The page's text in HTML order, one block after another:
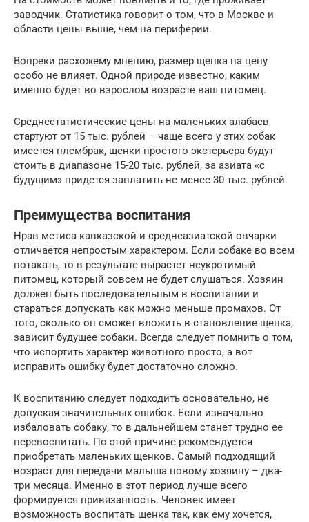
заводчик. Статистика говорит о том, что в Москве и
области цены выше, чем на периферии.
Вопреки расхожему мнению, размер щенка на цену
особо не влияет. Одной природе известно, каким
именно будет во взрослом возрасте ваш питомец.
Среднестатистические цены на маленьких алабаев
стартуют от 15 тыс. рублей – чаще всего у этих собак
имеется плембрак, щенки простого экстерьера будут
стоить в диапазоне 15-20 тыс. рублей, за азиата «с
будущим» придется заплатить не менее 30 тыс. рублей.
Преимущества воспитания
Нрав метиса кавказской и среднеазиатской овчарки
отличается непростым характером. Если собаке во всем
потакать, то в результате вырастет неукротимый
питомец, который совсем не будет слушаться. Хозяин
должен быть последовательным в воспитании и
стараться допускать как можно меньше промахов. От
того, сколько он сможет вложить в становление щенка,
зависит будущее собаки. Всегда следует помнить о том,
что испортить характер животного просто, а вот
исправить ошибку будет достаточно сложно.
К воспитанию следует подходить основательно, не
допуская значительных ошибок. Если изначально
избаловать собаку, то в дальнейшем станет трудно ее
перевоспитать. По этой причине рекомендуется
приобретать маленьких щенков. Самый подходящий
возраст для передачи малыша новому хозяину – два-
три месяца. Именно в этот период лучше всего
формируется привязанность. Человек имеет
возможность воспитать щенка так, как ему хочется,